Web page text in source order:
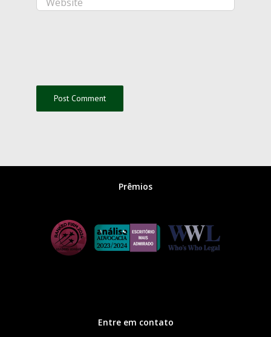
Prêmios
Entre em contato